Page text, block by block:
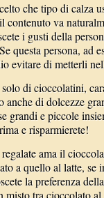
che tipo di calza
contenuto va
i gusti della
questa persona, ad
evitare di metterli
di cioccolatini,
anche di dolcezze
grandi e piccole
e risparmierete!
ama il
a quello al latte, se
la preferenza
misto tra cioccolato